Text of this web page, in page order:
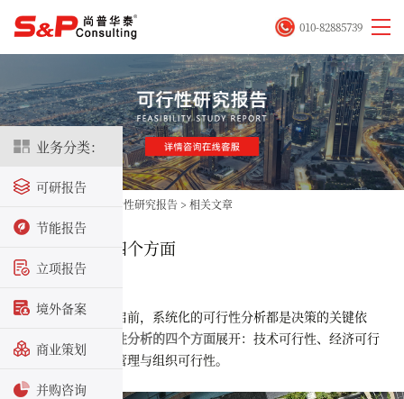
业务分类：
可研报告
节能报告
立项报告
境外备案
商业策划
并购咨询
010-82885739
可行性研究报告 > 相关文章
可行性分析的四个方面
2025-12-26
在任何新项目启前，系统化的可行性分析都是决策的关键依
据。通常
围绕可行性分析的四个方面展开：技术可行性、经济可行
性、市场可行性、管理与组织可行性。